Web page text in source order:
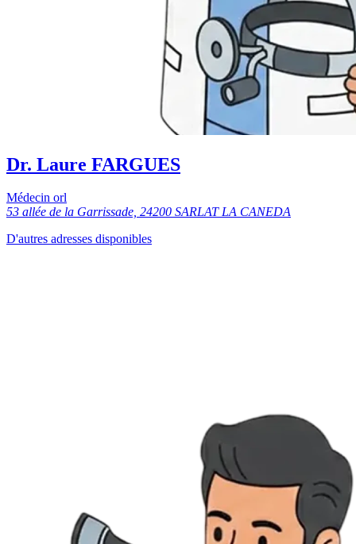
Dr. Laure FARGUES
Médecin orl
53 allée de la Garrissade, 24200 SARLAT LA CANEDA
D'autres adresses disponibles